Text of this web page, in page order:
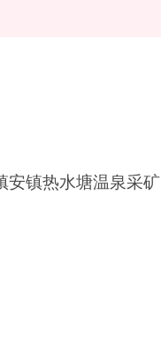
安镇热水塘温泉采矿